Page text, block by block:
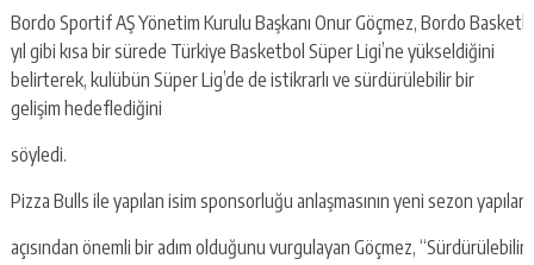
Bordo Sportif AŞ Yönetim Kurulu Başkanı Onur Göçmez, Bordo
yıl gibi kısa bir sürede Türkiye Basketbol Süper Ligi’ne yükseldiğini
belirterek, kulübün Süper Lig’de de istikrarlı ve sürdürülebilir bir
gelişim hedeflediğini
söyledi.
Pizza Bulls ile yapılan isim sponsorluğu anlaşmasının yeni sezon
açısından önemli bir adım olduğunu vurgulayan Göçmez, “Sürdürülebilir